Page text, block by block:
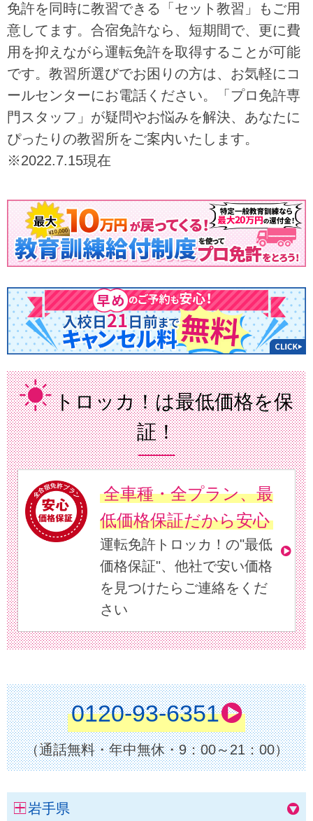
免許を同時に教習できる「セット教習」もご用
意してます。合宿免許なら、短期間で、更に費
用を抑えながら運転免許を取得することが可能
です。教習所選びでお困りの方は、お気軽にコ
ールセンターにお電話ください。「プロ免許専
門スタッフ」が疑問やお悩みを解決、あなたに
ぴったりの教習所をご案内いたします。
※2022.7.15現在
トロッカ！は最低価格を保
証！
全車種・全プラン、最
低価格保証だから安心
運転免許トロッカ！の"最低
価格保証"、他社で安い価格
を見つけたらご連絡をくだ
さい
0120-93-6351
（通話無料・年中無休・9：00～21：00）
岩手県